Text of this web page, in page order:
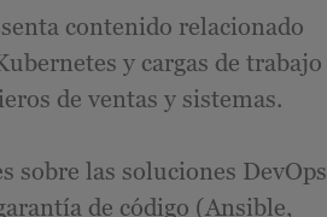
contenido relacionado
y cargas de trabajo
de ventas y sistemas.
sobre las soluciones DevOps
de código (Ansible,